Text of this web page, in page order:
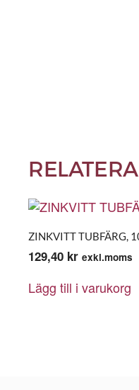
ZINKVITT TUBFÄRG,
129,40 kr exkl.moms
Lägg till i varukorg